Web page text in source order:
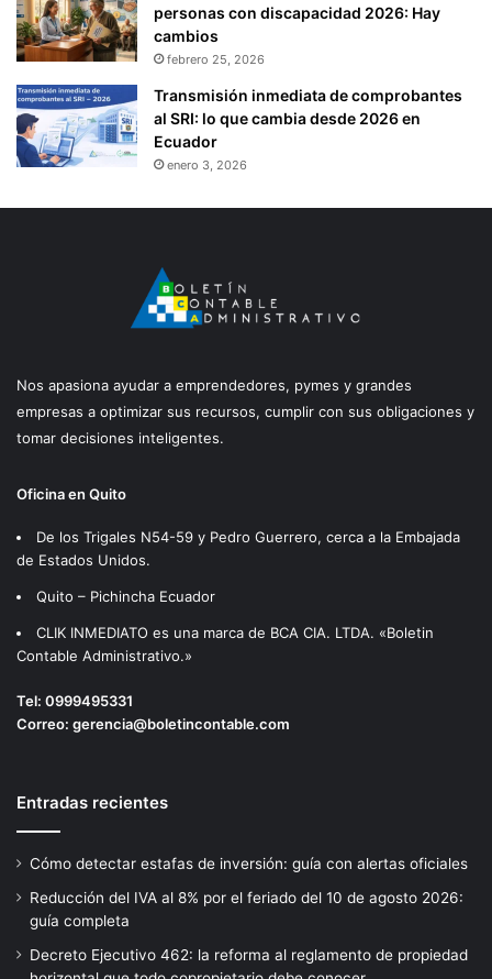
personas con discapacidad 2026: Hay
cambios
febrero 25, 2026
Transmisión inmediata de comprobantes
al SRI: lo que cambia desde 2026 en
Ecuador
enero 3, 2026
Nos apasiona ayudar a emprendedores, pymes y grandes
empresas a optimizar sus recursos, cumplir con sus obligaciones y
tomar decisiones inteligentes.
Oficina en Quito
De los Trigales N54-59 y Pedro Guerrero, cerca a la Embajada
de Estados Unidos.
Quito – Pichincha Ecuador
CLIK INMEDIATO es una marca de BCA CIA. LTDA. «Boletin
Contable Administrativo.»
Tel: 0999495331
Correo: gerencia@boletincontable.com
Entradas recientes
Cómo detectar estafas de inversión: guía con alertas oficiales
Reducción del IVA al 8% por el feriado del 10 de agosto 2026:
guía completa
Decreto Ejecutivo 462: la reforma al reglamento de propiedad